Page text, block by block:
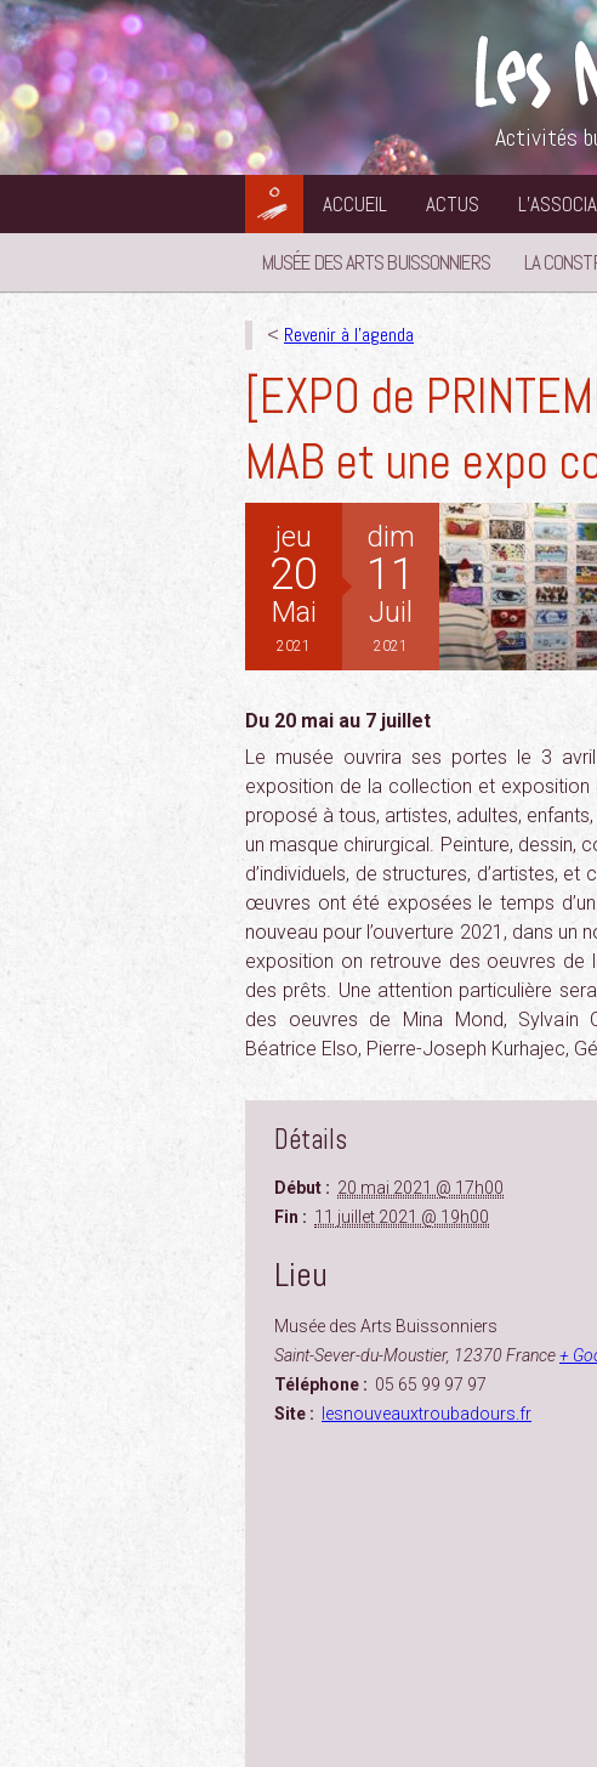
Aller
au
contenu
Activités
ACCUEIL ACTUS
MUSÉE DES ARTS BUISSONNIERS LA
< Revenir à l'agenda
[EXPO de
MAB et une expo
jeu
20
Mai
2021
dim
11
Juil
2021
Du 20 mai au 7 juillet
Le musée ouvrira ses portes le 3
exposition de la collection et exposition
proposé à tous, artistes, adultes,
un masque chirurgical. Peinture, dessin,
d’individuels, de structures, d’artistes,
œuvres ont été exposées le temps
nouveau pour l’ouverture 2021, dans
exposition on retrouve des oeuvres de
des prêts. Une attention particulière
des oeuvres de Mina Mond, Sylvain
Béatrice Elso, Pierre-Joseph Kurhajec,
Détails
Début : 20 mai 2021 @ 17h00
Fin : 11 juillet 2021 @ 19h00
Lieu
Musée des Arts Buissonniers
Saint-Sever-du-Moustier, 12370 France+
Téléphone : 05 65 99 97 97
Site :
lesnouveauxtroubadours.fr